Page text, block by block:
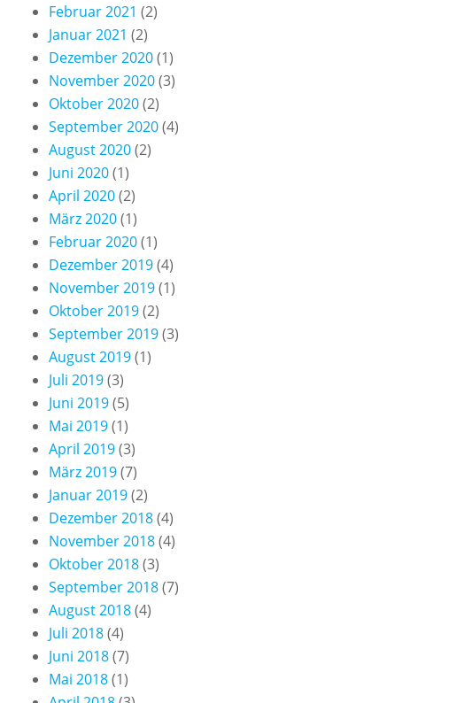
Februar 2021 (2)
Januar 2021 (2)
Dezember 2020(1)
November 2020(3)
Oktober 2020(2)
September 2020(4)
August 2020(2)
Juni 2020(1)
April 2020(2)
März 2020(1)
Februar 2020(1)
Dezember 2019(4)
November 2019(1)
Oktober 2019(2)
September 2019(3)
August 2019(1)
Juli 2019(3)
Juni 2019(5)
Mai 2019(1)
April 2019(3)
März 2019(7)
Januar 2019(2)
Dezember 2018(4)
November 2018(4)
Oktober 2018(3)
September 2018(7)
August 2018(4)
Juli 2018(4)
Juni 2018(7)
Mai 2018(1)